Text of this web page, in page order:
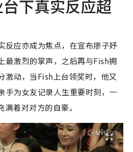
下真实反应超
反应亦成为焦点，在宣布廖子妤
最激烈的掌声，之后再与Fish拥
激动，当Fish上台领奖时，他又
手为女友记录人生重要时刻，一
着对对方的自豪。